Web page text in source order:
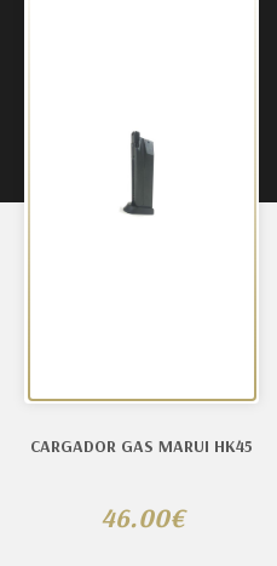
CARGADOR GAS MARUI HK45
46.00€